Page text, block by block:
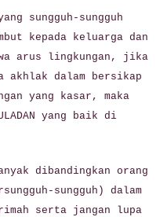
sungguh-sungguh
kepada keluarga dan
arus lingkungan, jika
akhlak dalam bersikap
yang kasar, maka
yang baik di
dibandingkan orang
sungguh) dalam
serta jangan lupa